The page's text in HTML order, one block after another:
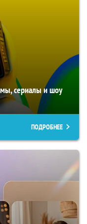
сериалы и шоу
ПОДРОБНЕЕ